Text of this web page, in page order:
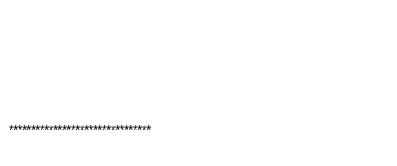
********************************